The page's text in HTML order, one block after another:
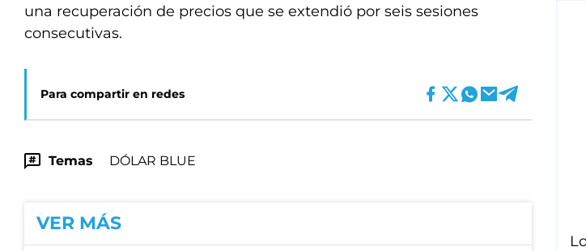
una recuperación de precios que se extendió por seis sesiones
consecutivas.
Para compartir en redes
Temas DÓLAR BLUE
VER MÁS